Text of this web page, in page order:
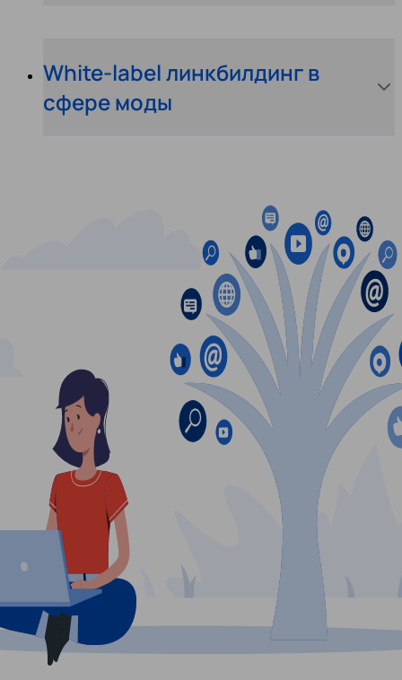
White-label линкбилдинг в
сфере моды